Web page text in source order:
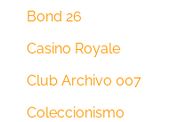
Bond 26
Casino Royale
Club Archivo 007
Coleccionismo